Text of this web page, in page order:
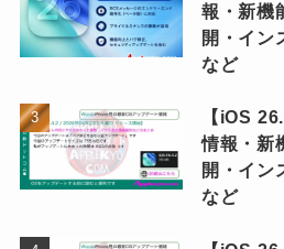
報・新機
開・イン
など
【iOS
情報・新
開・イン
など